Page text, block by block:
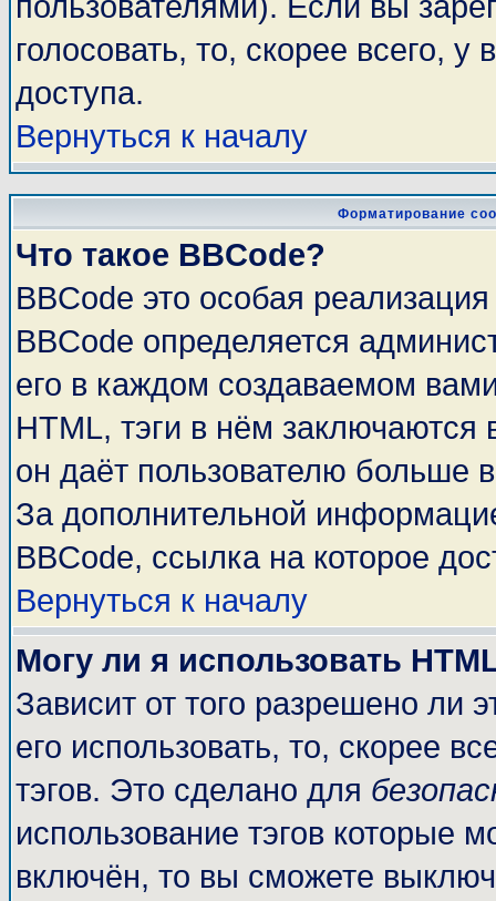
голосовать, то, скорее всего,
доступа.
Вернуться к началу
Форматирование
Что такое BBCode?
BBCode это особая
BBCode определяется
его в каждом создаваемом
HTML, тэги в нём заключаются
он даёт пользователю больше
За дополнительной
BBCode, ссылка на которое
Вернуться к началу
Могу ли я использовать
Зависит от того разрешено ли
его использовать, то, скорее
тэгов. Это сделано для
использование тэгов которые
включён, то вы сможете